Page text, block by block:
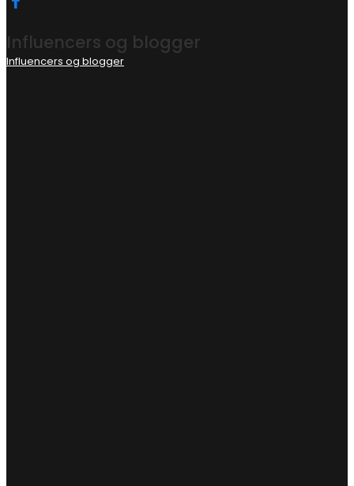
Influencers og blogger
Influencers og blogger